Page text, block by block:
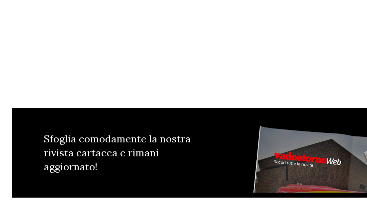
Sfoglia comodamente la nostra
rivista cartacea e rimani
aggiornato!